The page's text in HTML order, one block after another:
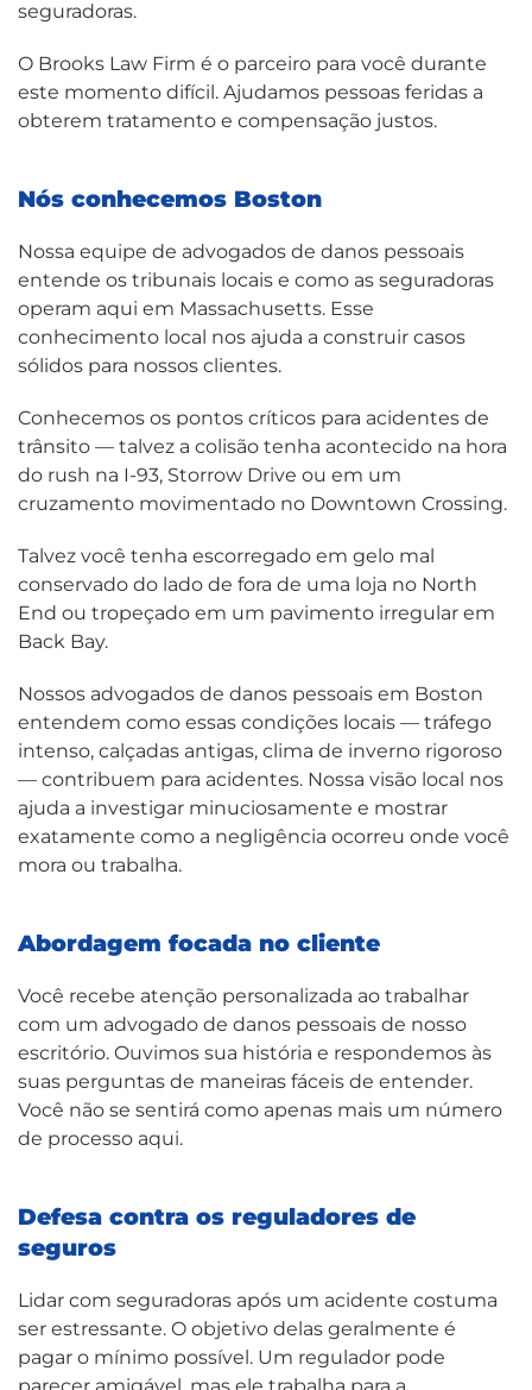
seguradoras.
O Brooks Law Firm é o parceiro para você durante
este momento difícil. Ajudamos pessoas feridas a
obterem tratamento e compensação justos.
Nós conhecemos Boston
Nossa equipe de advogados de danos pessoais
entende os tribunais locais e como as seguradoras
operam aqui em Massachusetts. Esse
conhecimento local nos ajuda a construir casos
sólidos para nossos clientes.
Conhecemos os pontos críticos para acidentes de
trânsito — talvez a colisão tenha acontecido na hora
do rush na I-93, Storrow Drive ou em um
cruzamento movimentado no Downtown Crossing.
Talvez você tenha escorregado em gelo mal
conservado do lado de fora de uma loja no North
End ou tropeçado em um pavimento irregular em
Back Bay.
Nossos advogados de danos pessoais em Boston
entendem como essas condições locais — tráfego
intenso, calçadas antigas, clima de inverno rigoroso
— contribuem para acidentes. Nossa visão local nos
ajuda a investigar minuciosamente e mostrar
exatamente como a negligência ocorreu onde você
mora ou trabalha.
Abordagem focada no cliente
Você recebe atenção personalizada ao trabalhar
com um advogado de danos pessoais de nosso
escritório. Ouvimos sua história e respondemos às
suas perguntas de maneiras fáceis de entender.
Você não se sentirá como apenas mais um número
de processo aqui.
Defesa contra os reguladores de
seguros
Lidar com seguradoras após um acidente costuma
ser estressante. O objetivo delas geralmente é
pagar o mínimo possível. Um regulador pode